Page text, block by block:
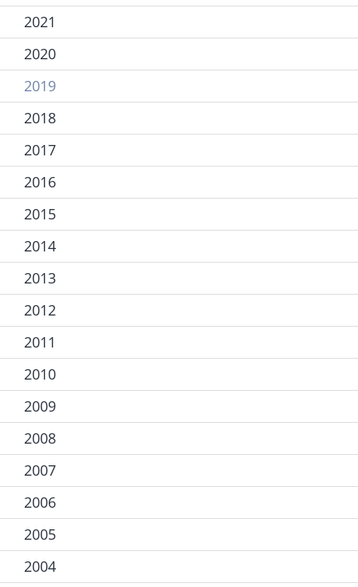
2021
2020
2019
2018
2017
2016
2015
2014
2013
2012
2011
2010
2009
2008
2007
2006
2005
2004